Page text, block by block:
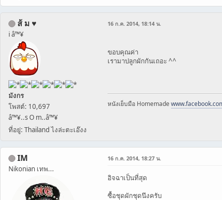
ส้ ม ♥
i â™¥
มังกร
โพสต์: 10,697
â™¥..s O m..â™¥
ที่อยู่: Thailand ไงล่ะตะเอ๊งง
16 ก.ค. 2014, 18:14 น.
ขอบคุณค่า
เรามาปลูกผักกันเถอะ ^^
หนังเย็บมือ Homemade
IM
Nikonian เทพ...
16 ก.ค. 2014, 18:27 น.
อิจฉาเป็นที่สุด
ซื้อชุดผักชุดนึงครับ